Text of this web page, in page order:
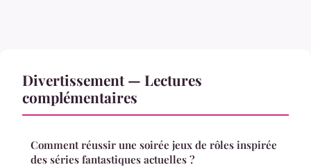
Divertissement — Lectures
complémentaires
Comment réussir une soirée jeux de rôles inspirée
des séries fantastiques actuelles ?